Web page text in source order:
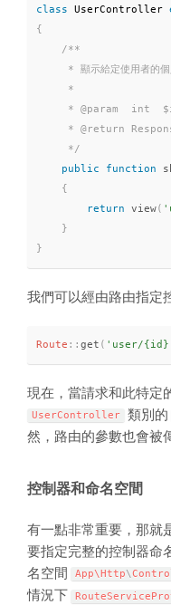
class UserController
{
/**
* 顯示給定使用者的個
     *
* @param  int
* @return
     */
public
function
{
return
view(
}
}
我們可以經由路由指定
Route :: get ( 'user/
現在，當請求和此特定
UserController 類別的
然，路由的參數也會被
控制器和命名空間
有一點非常重要，那就
要指定完整的控制器命
名空間
App\ Http\
情況下